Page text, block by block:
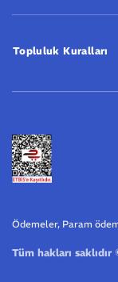
Topluluk Kuralları
Ödemeler, Param
Tüm hakları saklıdır